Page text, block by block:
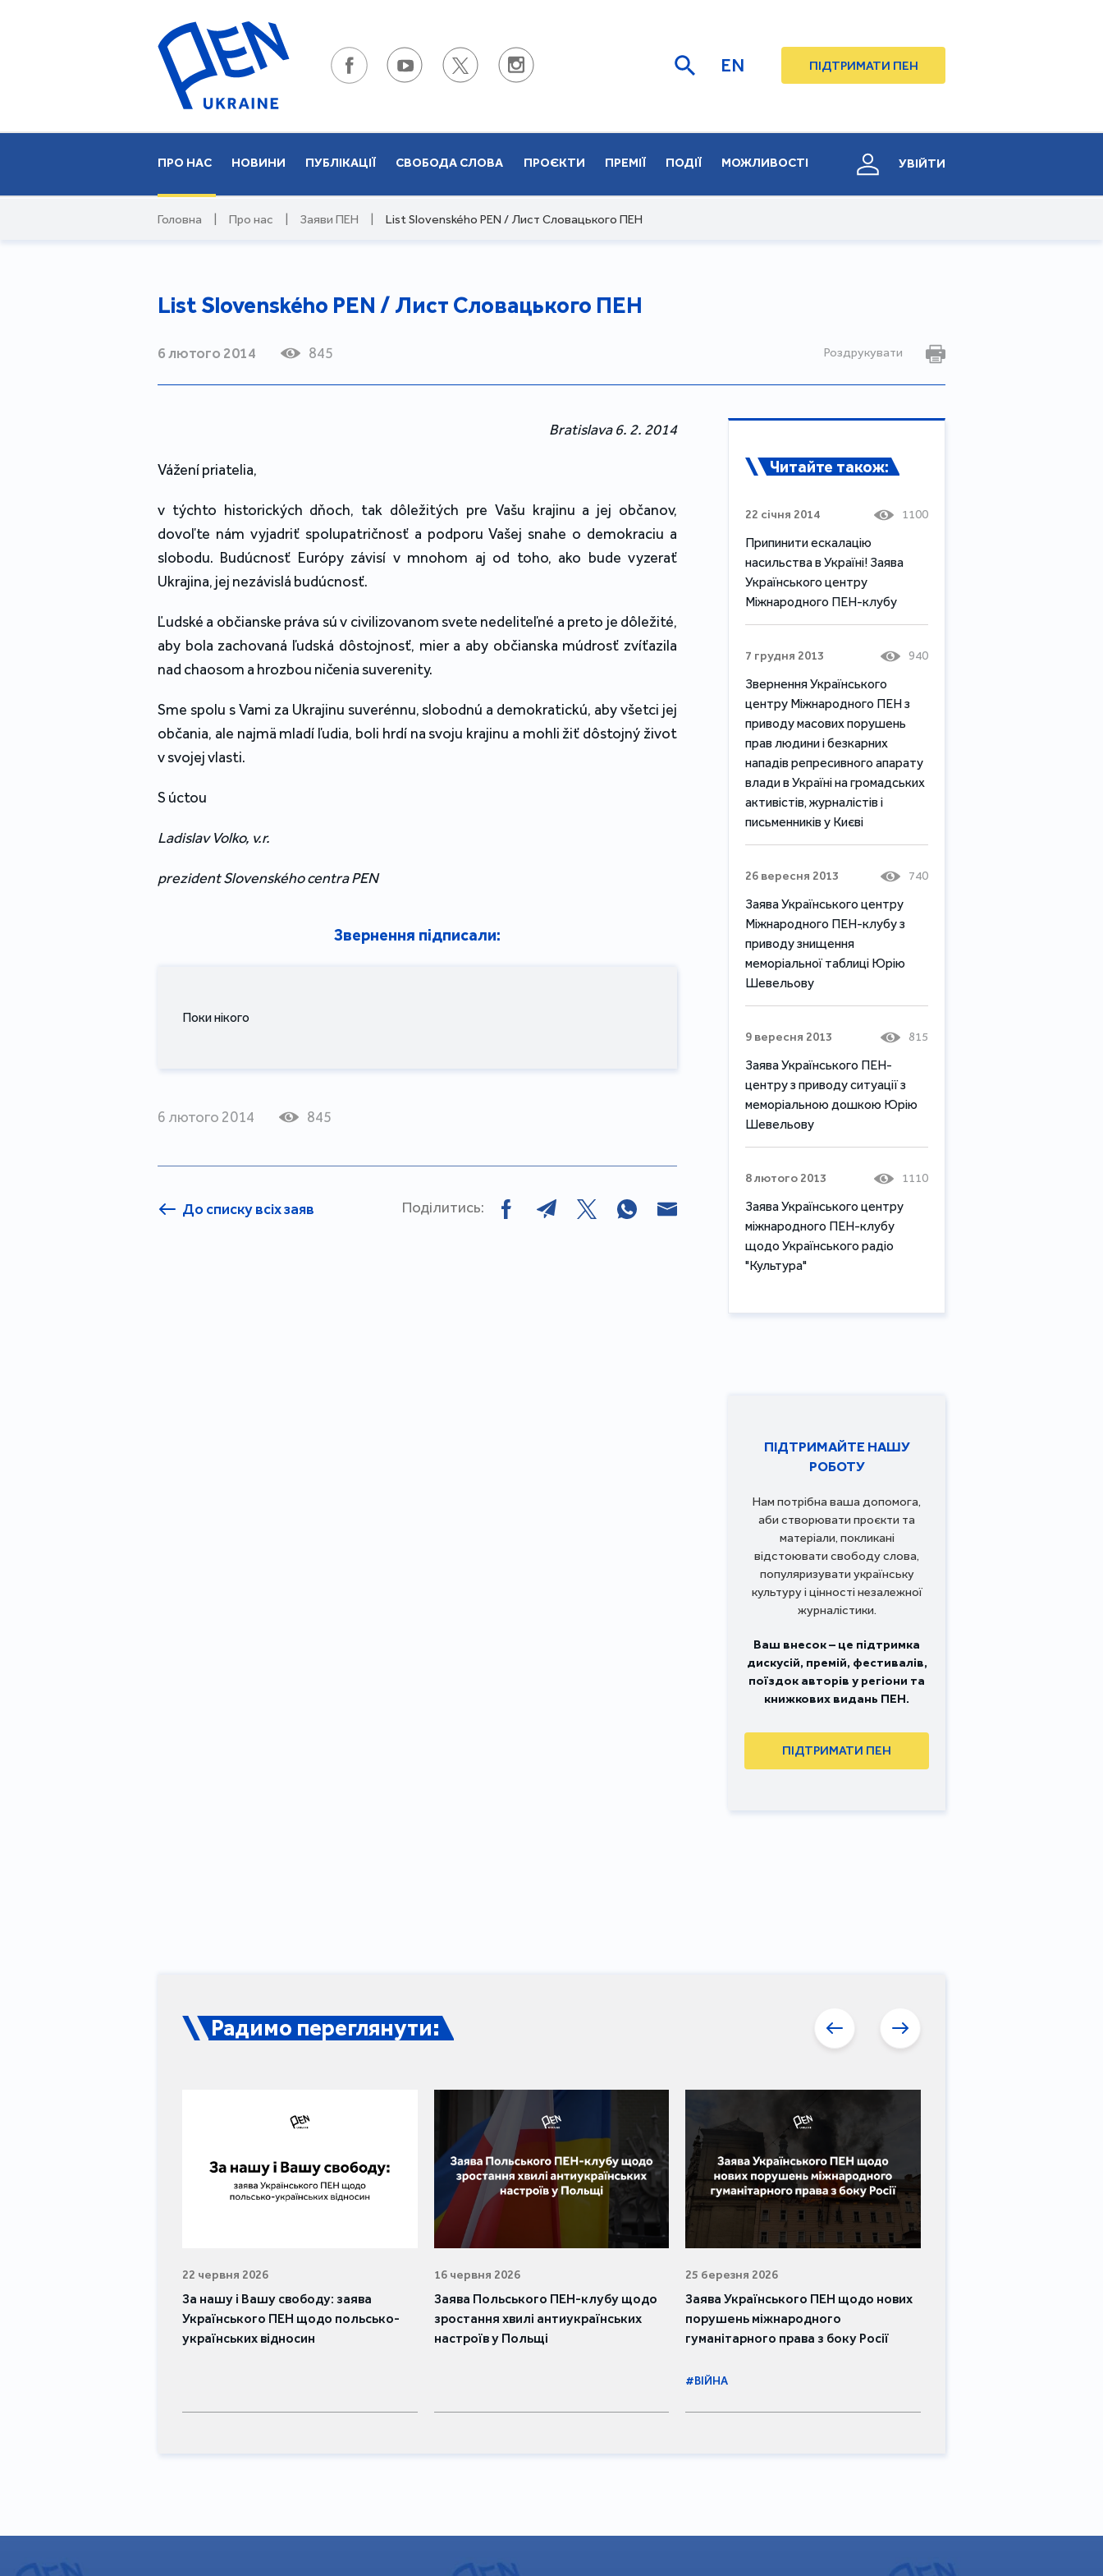
EN ПІДТРИМАТИ ПЕН
ПРО НАС НОВИНИ ПУБЛІКАЦІЇ СВОБОДА СЛОВА ПРОЄКТИ ПРЕМІЇ ПОДІЇ МОЖЛИВОСТІ УВІЙТИ
Головна Про нас Заяви ПЕН List Slovenského PEN / Лист Словацького ПЕН
List Slovenského PEN / Лист Словацького ПЕН
6 лютого 2014 845 Роздрукувати
Bratislava 6. 2. 2014
Vážení priatelia,
v týchto historických dňoch, tak dôležitých pre Vašu krajinu a jej občanov,
dovoľte nám vyjadriť spolupatričnosť a podporu Vašej snahe o demokraciu a
slobodu. Budúcnosť Európy závisí v mnohom aj od toho, ako bude vyzerať
Ukrajina, jej nezávislá budúcnosť.
Ľudské a občianske práva sú v civilizovanom svete nedeliteľné a preto je dôležité,
aby bola zachovaná ľudská dôstojnosť, mier a aby občianska múdrosť zvíťazila
nad chaosom a hrozbou ničenia suverenity.
Sme spolu s Vami za Ukrajinu suverénnu, slobodnú a demokratickú, aby všetci jej
občania, ale najmä mladí ľudia, boli hrdí na svoju krajinu a mohli žiť dôstojný život
v svojej vlasti.
S úctou
Ladislav Volko, v.r.
prezident Slovenského centra PEN
Звернення підписали:
Поки нікого
6 лютого 2014 845
До списку всіх заяв Поділитись:
Читайте також:
22 січня 2014 1100
Припинити ескалацію
насильства в Україні! Заява
Українського центру
Міжнародного ПЕН-клубу
7 грудня 2013 940
Звернення Українського
центру Міжнародного ПЕН з
приводу масових порушень
прав людини і безкарних
нападів репресивного апарату
влади в Україні на громадських
активістів, журналістів і
письменників у Києві
26 вересня 2013 740
Заява Українського центру
Міжнародного ПЕН-клубу з
приводу знищення
меморіальної таблиці Юрію
Шевельову
9 вересня 2013 815
Заява Українського ПЕН-
центру з приводу ситуації з
меморіальною дошкою Юрію
Шевельову
8 лютого 2013 1110
Заява Українського центру
міжнародного ПЕН-клубу
щодо Українського радіо
"Культура"
ПІДТРИМАЙТЕ НАШУ
РОБОТУ
Нам потрібна ваша допомога,
аби створювати проєкти та
матеріали, покликані
відстоювати свободу слова,
популяризувати українську
культуру і цінності незалежної
журналістики.
Ваш внесок – це підтримка
дискусій, премій, фестивалів,
поїздок авторів у регіони та
книжкових видань ПЕН.
ПІДТРИМАТИ ПЕН
Радимо переглянути:
22 червня 2026
За нашу і Вашу свободу: заява
Українського ПЕН щодо польсько-
українських відносин
16 червня 2026
Заява Польського ПЕН-клубу щодо
зростання хвилі антиукраїнських
настроїв у Польщі
25 березня 2026
Заява Українського ПЕН щодо нових
порушень міжнародного
гуманітарного права з боку Росії
#ВІЙНА